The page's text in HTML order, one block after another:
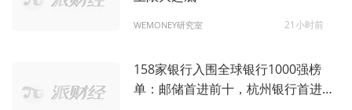
WEMONEY研究室 21小时前
158家银行入围全球银行1000强榜
单：邮储首进前十，杭州银行首进百